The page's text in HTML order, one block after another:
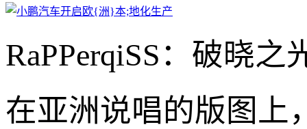
RaPPerqiSS：破晓
在亚洲说唱的版图上